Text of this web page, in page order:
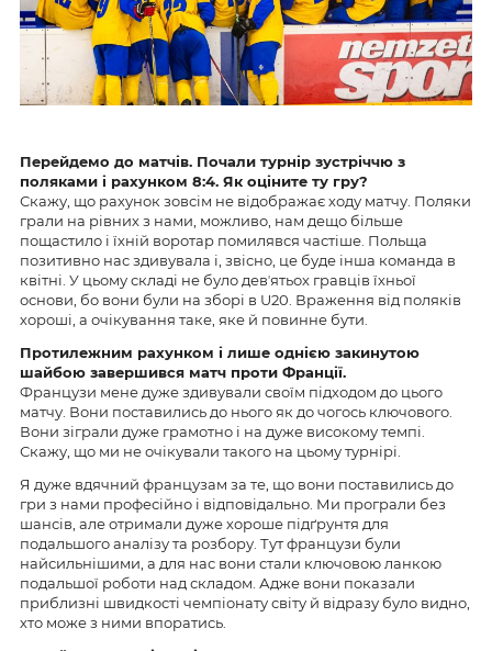
Перейдемо до матчів. Почали турнір зустріччю з
поляками і рахунком 8:4. Як оціните ту гру?
Скажу, що рахунок зовсім не відображає ходу матчу. Поляки
грали на рівних з нами, можливо, нам дещо більше
пощастило і їхній воротар помилявся частіше. Польща
позитивно нас здивувала і, звісно, це буде інша команда в
квітні. У цьому складі не було девʼятьох гравців їхньої
основи, бо вони були на зборі в U20. Враження від поляків
хороші, а очікування таке, яке й повинне бути.
Протилежним рахунком і лише однією закинутою
шайбою завершився матч проти Франції.
Французи мене дуже здивували своїм підходом до цього
матчу. Вони поставились до нього як до чогось ключового.
Вони зіграли дуже грамотно і на дуже високому темпі.
Скажу, що ми не очікували такого на цьому турнірі.
Я дуже вдячний французам за те, що вони поставились до
гри з нами професійно і відповідально. Ми програли без
шансів, але отримали дуже хороше підґрунтя для
подальшого аналізу та розбору. Тут французи були
найсильнішими, а для нас вони стали ключовою ланкою
подальшої роботи над складом. Адже вони показали
приблизні швидкості чемпіонату світу й відразу було видно,
хто може з ними впоратись.